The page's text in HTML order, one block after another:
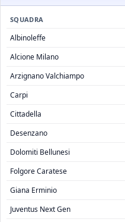
SQUADRA
Albinoleffe
Alcione Milano
Arzignano Valchiampo
Carpi
Cittadella
Desenzano
Dolomiti Bellunesi
Folgore Caratese
Giana Erminio
Juventus Next Gen